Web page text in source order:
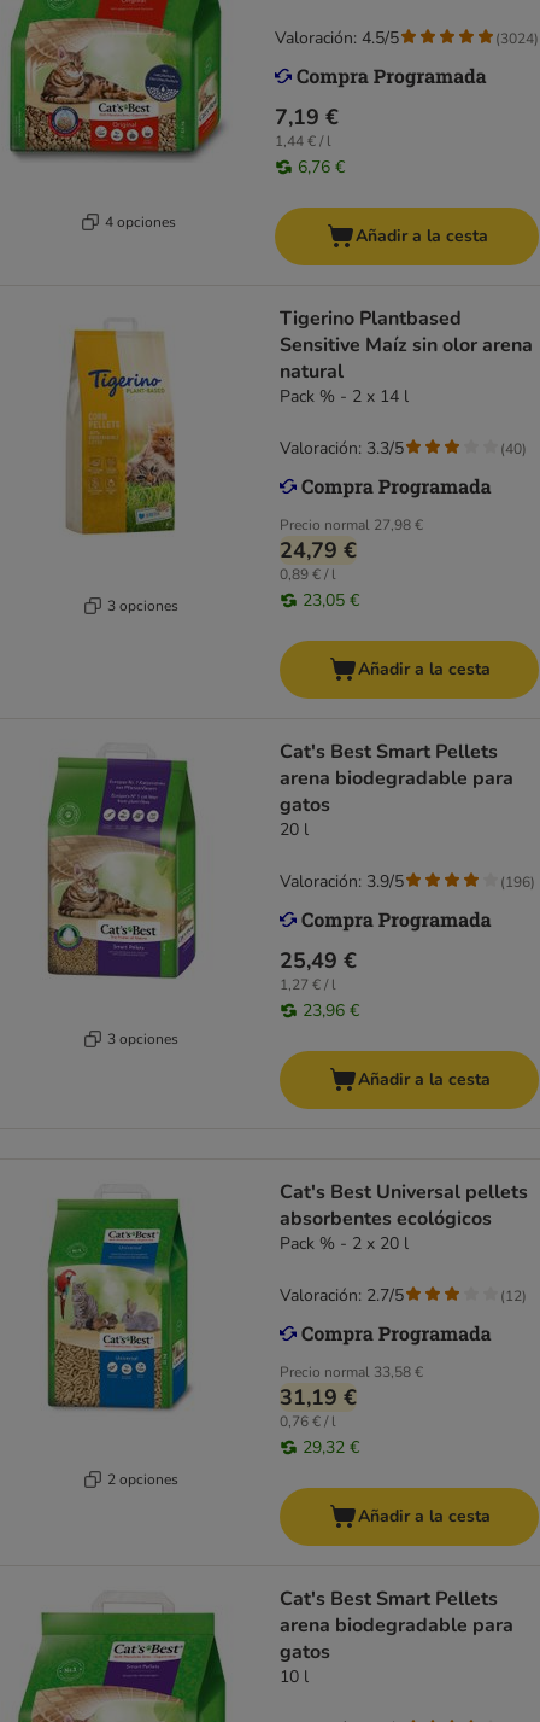
4 opciones
7,19 €
1,44 € / l
6,76 €
Valoración: 4.5/5 (3024)
Añadir a la cesta
3 opciones
Tigerino Plantbased
Sensitive Maíz sin olor arena
natural
Pack % - 2 x 14 l
Precio normal 27,98 €
24,79 €
0,89 € / l
23,05 €
Valoración: 3.3/5 (40)
Añadir a la cesta
3 opciones
Cat's Best Smart Pellets
arena biodegradable para
gatos
20 l
25,49 €
1,27 € / l
23,96 €
Valoración: 3.9/5 (196)
Añadir a la cesta
2 opciones
Cat's Best Universal pellets
absorbentes ecológicos
Pack % - 2 x 20 l
Precio normal 33,58 €
31,19 €
0,76 € / l
29,32 €
Valoración: 2.7/5 (12)
Añadir a la cesta
Cat's Best Smart Pellets
arena biodegradable para
gatos
10 l